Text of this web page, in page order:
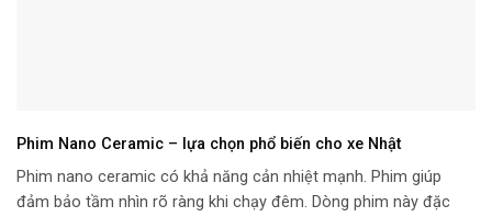
Phim Nano Ceramic – lựa chọn phổ biến cho xe Nhật
Phim nano ceramic có khả năng cản nhiệt mạnh. Phim giúp
đảm bảo tầm nhìn rõ ràng khi chạy đêm. Dòng phim này đặc